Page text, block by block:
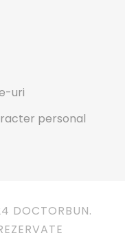
uri
personal
DOCTORBUN.